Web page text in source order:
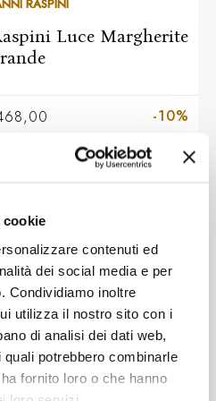
contenuti ed
dei social media e per
Condividiamo inoltre
utilizza il nostro sito con i
di analisi dei dati web,
potrebbero combinarle
fornito loro o che hanno
RASPINI
Luce Margherite
-10%